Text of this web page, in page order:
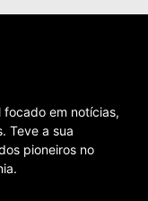
em notícias,
Teve a sua
pioneiros no